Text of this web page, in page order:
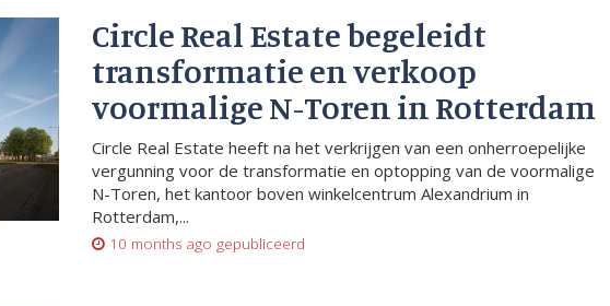
Circle Real Estate begeleidt
transformatie en verkoop
voormalige N-Toren in Rotterdam
Circle Real Estate heeft na het verkrijgen van een onherroepelijke
vergunning voor de transformatie en optopping van de voormalige
N-Toren, het kantoor boven winkelcentrum Alexandrium in
Rotterdam,...
10 months ago gepubliceerd